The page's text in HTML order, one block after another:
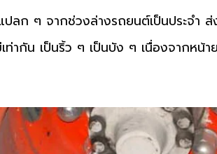
ก ๆ จากช่วงล่างรถยนต์เป็นประจำ ส่
ท่ากัน เป็นริ้ว ๆ เป็นบัง ๆ เนื่องจากหน้